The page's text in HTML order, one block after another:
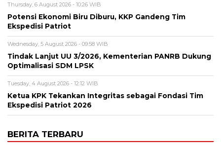
Thursday, 6 August 2026 - 10:26 WIB
Potensi Ekonomi Biru Diburu, KKP Gandeng Tim
Ekspedisi Patriot
Wednesday, 5 August 2026 - 09:58 WIB
Tindak Lanjut UU 3/2026, Kementerian PANRB Dukung
Optimalisasi SDM LPSK
Tuesday, 4 August 2026 - 12:12 WIB
Ketua KPK Tekankan Integritas sebagai Fondasi Tim
Ekspedisi Patriot 2026
BERITA TERBARU